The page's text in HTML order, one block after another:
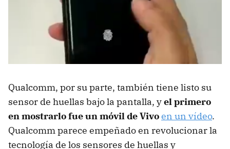
Qualcomm, por su parte, también tiene listo su
sensor de huellas bajo la pantalla, yel primero
en mostrarlo fue un móvil de Vivoen un vídeo.
Qualcomm parece empeñado en revolucionar la
tecnología de los sensores de huellas y